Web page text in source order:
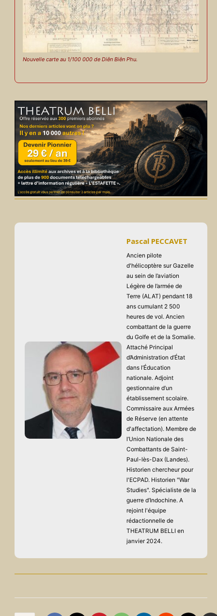
Nouvelle carte au 1/100 000 de Diên Biên Phu.
Pascal PECCAVET
Ancien pilote
d'hélicoptère sur Gazelle
au sein de l’aviation
Légère de l’armée de
Terre (ALAT) pendant 18
ans cumulant 2 500
heures de vol. Ancien
combattant de la guerre
du Golfe et de la Somalie.
Attaché Principal
d’Administration d’État
dans l’Éducation
nationale. Adjoint
gestionnaire d’un
établissement scolaire.
Commissaire aux Armées
de Réserve (en attente
d'affectation). Membre de
l’Union Nationale des
Combattants de Saint-
Paul-lès-Dax (Landes).
Historien chercheur pour
l'ECPAD. Historien "War
Studies". Spécialiste de la
guerre d’Indochine. A
rejoint l'équipe
rédactionnelle de
THEATRUM BELLI en
janvier 2024.